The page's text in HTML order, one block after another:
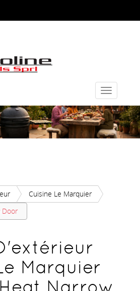
Toggle
Cuisine Le Marquier
Door
Marquier
Narrow